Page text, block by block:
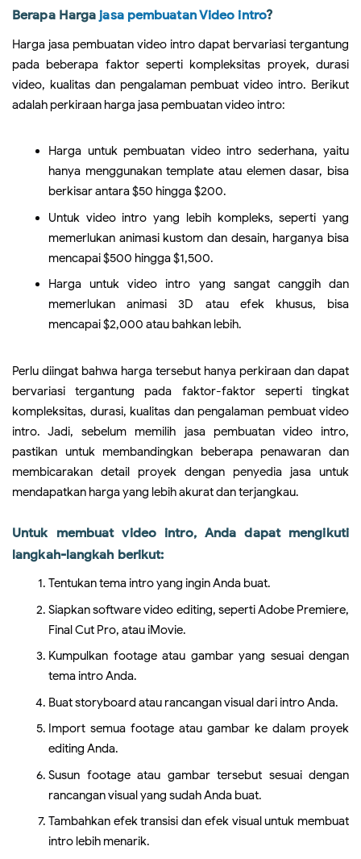
Berapa Hargajasa pembuatan Video intro?
Harga jasa pembuatan video intro dapat bervariasi tergantung
pada beberapa faktor seperti kompleksitas proyek, durasi
video, kualitas dan pengalaman pembuat video intro. Berikut
adalah perkiraan harga jasa pembuatan video intro:
Harga untuk pembuatan video intro sederhana, yaitu
hanya menggunakan template atau elemen dasar, bisa
berkisar antara $50 hingga $200.
Untuk video intro yang lebih kompleks, seperti yang
memerlukan animasi kustom dan desain, harganya bisa
mencapai $500 hingga $1,500.
Harga untuk video intro yang sangat canggih dan
memerlukan animasi 3D atau efek khusus, bisa
mencapai $2,000 atau bahkan lebih.
Perlu diingat bahwa harga tersebut hanya perkiraan dan dapat
bervariasi tergantung pada faktor-faktor seperti tingkat
kompleksitas, durasi, kualitas dan pengalaman pembuat video
intro. Jadi, sebelum memilih jasa pembuatan video intro,
pastikan untuk membandingkan beberapa penawaran dan
membicarakan detail proyek dengan penyedia jasa untuk
mendapatkan harga yang lebih akurat dan terjangkau.
Untuk membuat video intro, Anda dapat mengikuti
langkah-langkah berikut:
Tentukan tema intro yang ingin Anda buat.
Siapkan software video editing, seperti Adobe Premiere,
Final Cut Pro, atau iMovie.
Kumpulkan footage atau gambar yang sesuai dengan
tema intro Anda.
Buat storyboard atau rancangan visual dari intro Anda.
Import semua footage atau gambar ke dalam proyek
editing Anda.
Susun footage atau gambar tersebut sesuai dengan
rancangan visual yang sudah Anda buat.
Tambahkan efek transisi dan efek visual untuk membuat
intro lebih menarik.